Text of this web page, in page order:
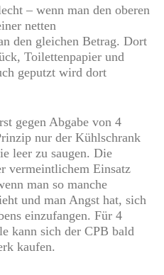
– wenn man den oberen
netten
den gleichen Betrag. Dort
Toilettenpapier und
geputzt wird dort
gegen Abgabe von 4
nur der Kühlschrank
leer zu saugen. Die
vermeintlichem Einsatz
man so manche
und man Angst hat, sich
einzufangen. Für 4
kann sich der CPB bald
kaufen.